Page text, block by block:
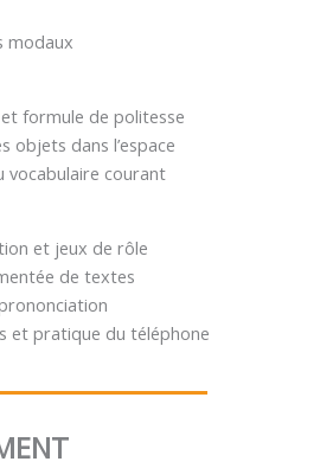
modaux
formule de politesse
objets dans l’espace
vocabulaire courant
et jeux de rôle
de textes
et pratique du téléphone